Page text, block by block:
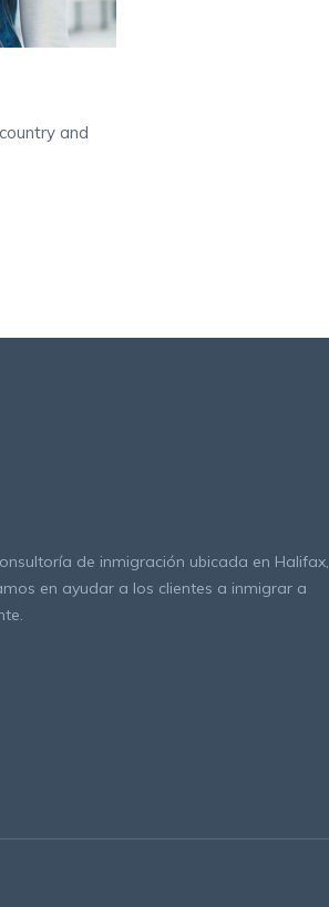
and
de inmigración ubicada en Halifax,
en ayudar a los clientes a inmigrar a